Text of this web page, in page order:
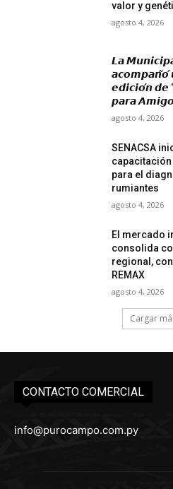
valor y
agosto 4, 2026
𝙇𝙖
𝙖𝙘𝙤𝙢𝙥𝙖𝙣̃𝙤́
𝙚𝙙𝙞𝙘𝙞𝙤́𝙣
𝙥𝙖𝙧𝙖
agosto 4, 2026
SENACSA
para el
rumiantes
agosto 4, 2026
El mercado
consolida
regional,
REMAX
agosto 4, 2026
Cargar
CONTACTO COMERCIAL
info@purocampo.com.py